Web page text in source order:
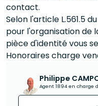
contact.
Selon l'article L.561.5
pour l'organisation de
pièce d'identité vous
Honoraires charge
Philippe
Agent 1894 en charge